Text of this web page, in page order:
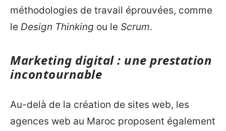
méthodologies de travail éprouvées, comme
le Design Thinking ou le Scrum.
Marketing digital : une prestation
incontournable
Au-delà de la création de sites web, les
agences web au Maroc proposent également